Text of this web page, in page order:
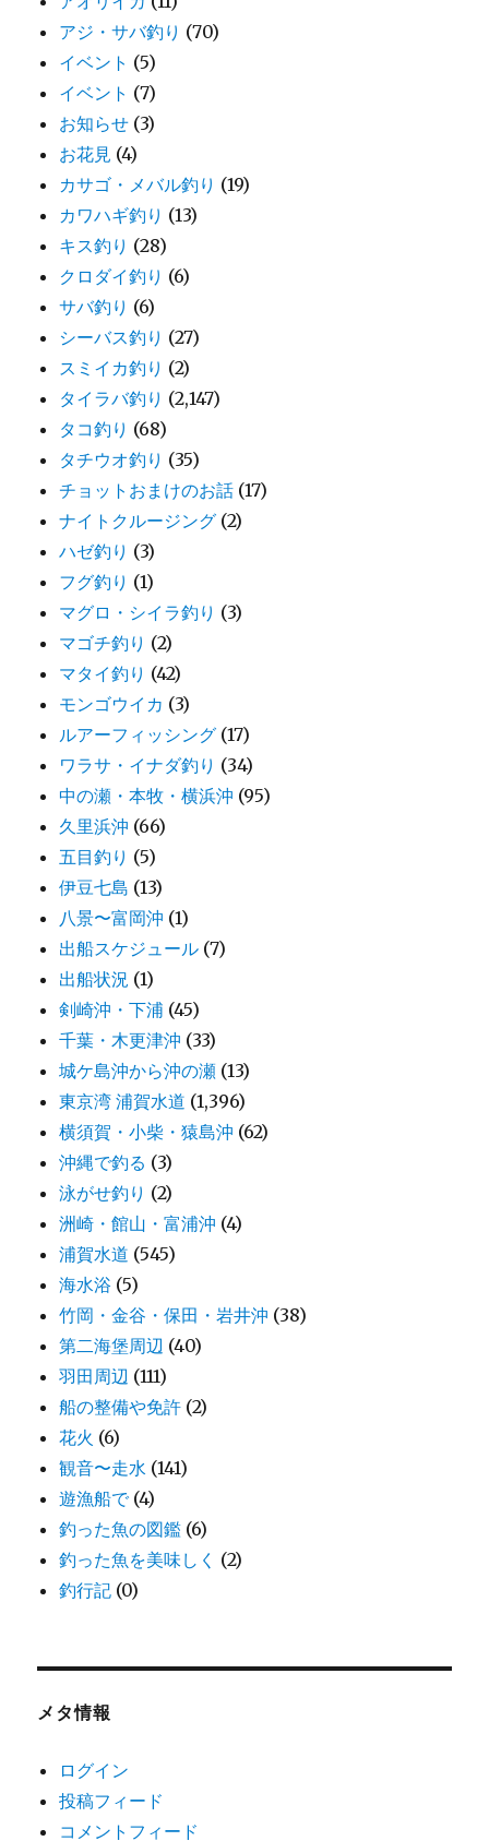
アジ・サバ釣り (70)
イベント (5)
イベント (7)
お知らせ (3)
お花見 (4)
カサゴ・メバル釣り (19)
カワハギ釣り (13)
キス釣り (28)
クロダイ釣り (6)
サバ釣り (6)
シーバス釣り (27)
スミイカ釣り (2)
タイラバ釣り (2,147)
タコ釣り (68)
タチウオ釣り (35)
チョットおまけのお話 (17)
ナイトクルージング (2)
ハゼ釣り (3)
フグ釣り (1)
マグロ・シイラ釣り (3)
マゴチ釣り (2)
マタイ釣り (42)
モンゴウイカ (3)
ルアーフィッシング (17)
ワラサ・イナダ釣り (34)
中の瀬・本牧・横浜沖 (95)
久里浜沖 (66)
五目釣り (5)
伊豆七島 (13)
八景〜富岡沖 (1)
出船スケジュール (7)
出船状況 (1)
剣崎沖・下浦 (45)
千葉・木更津沖 (33)
城ケ島沖から沖の瀬 (13)
東京湾 浦賀水道 (1,396)
横須賀・小柴・猿島沖 (62)
沖縄で釣る (3)
泳がせ釣り (2)
洲崎・館山・富浦沖 (4)
浦賀水道 (545)
海水浴 (5)
竹岡・金谷・保田・岩井沖 (38)
第二海堡周辺 (40)
羽田周辺 (111)
船の整備や免許 (2)
花火 (6)
観音〜走水 (141)
遊漁船で(4)
釣った魚の図鑑 (6)
釣った魚を美味しく (2)
釣行記 (0)
メタ情報
ログイン
投稿フィード
コメントフィード